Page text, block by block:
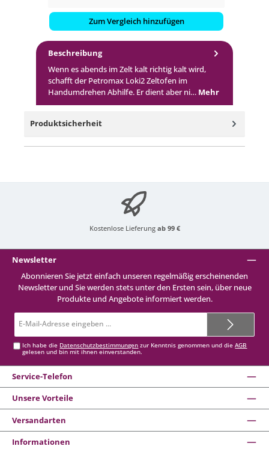
Zum Vergleich hinzufügen
Beschreibung
Wenn es abends im Zelt kalt richtig kalt wird,
schafft der Petromax Loki2 Zeltofen im
Handumdrehen Abhilfe. Er dient aber ni… Mehr
Produktsicherheit
Kostenlose Lieferung ab 99 €
Newsletter
Abonnieren Sie jetzt einfach unseren regelmäßig erscheinenden
Newsletter und Sie werden stets unter den Ersten sein, über neue
Produkte und Angebote informiert werden.
Mail-
Ich habe die Datenschutzbestimmungen zur Kenntnis genommen und dieAGB
gelesen und bin mit ihnen einverstanden.
Service-Telefon
Unsere Vorteile
Versandarten
Informationen